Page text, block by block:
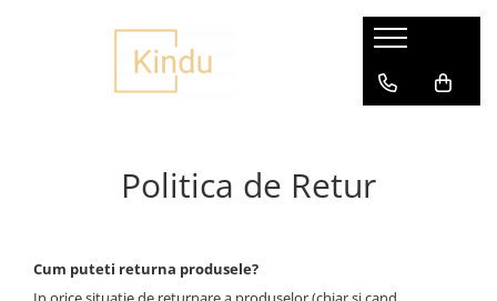
Articole Copii si Bebelusi
Antemergatoare
Fotolii bebe
Accesorii petrecere
Jucarii copii
Produse personalizate
Fotolii personalizate
Perne Personalizate
Politica de Retur
Cum puteti returna produsele?